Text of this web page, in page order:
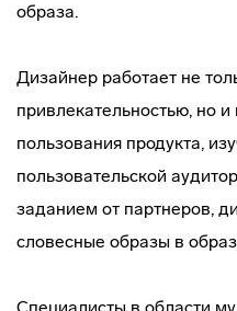
образа.
Дизайнер работает не
привлекательностью, но
пользования продукта,
пользовательской
заданием от партнеров,
словесные образы в